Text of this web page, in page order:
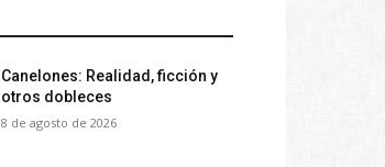
Canelones: Realidad, ficción y
otros dobleces
8 de agosto de 2026